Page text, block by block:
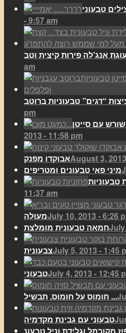
טבעוני
- 9:57 am
am
pm
עם סייטן
2013 - 11:58 pm
אבוקדו מפנקAugust 3,
מיני פאי טבעונים ומטריפים
טבעוניות
11:37 am
מעולהJuly 10, 2013 - 6:26
חמאה טבעונית מומלצתJuly
צבעוניתJuly 5, 2013 - 1:45
טבעוניJuly 4, 2013 - 12:45
חומוס על חומוס, תבשיל ...
טבעוני עם גבינת מקדמיה